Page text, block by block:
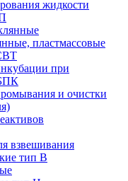
жидкости
пластмассовые
при
и очистки
взвешивания
тип В